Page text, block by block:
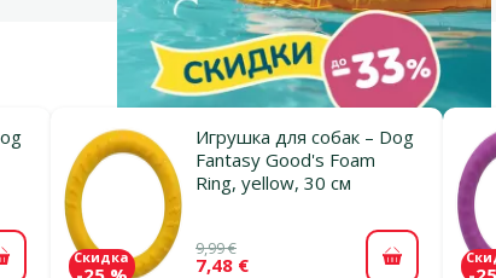
корзину
Игрушка для собак – Dog
Fantasy Good's Foam
Ring, yellow, 30 см
9,99 €
7,48 €
Скидка В корзину